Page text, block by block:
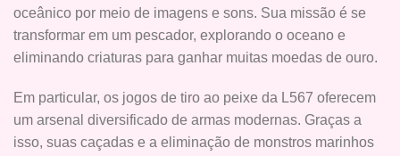
oceânico por meio de imagens e sons. Sua missão é se
transformar em um pescador, explorando o oceano e
eliminando criaturas para ganhar muitas moedas de ouro.
Em particular, os jogos de tiro ao peixe da L567 oferecem
um arsenal diversificado de armas modernas. Graças a
isso, suas caçadas e a eliminação de monstros marinhos